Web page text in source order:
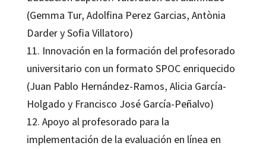
(Gemma Tur, Adolfina Perez Garcias, Antònia
Darder y Sofia Villatoro)
11. Innovación en la formación del profesorado
universitario con un formato SPOC enriquecido
(Juan Pablo Hernández-Ramos, Alicia García-
Holgado y Francisco José García-Peñalvo)
12. Apoyo al profesorado para la
implementación de la evaluación en línea en